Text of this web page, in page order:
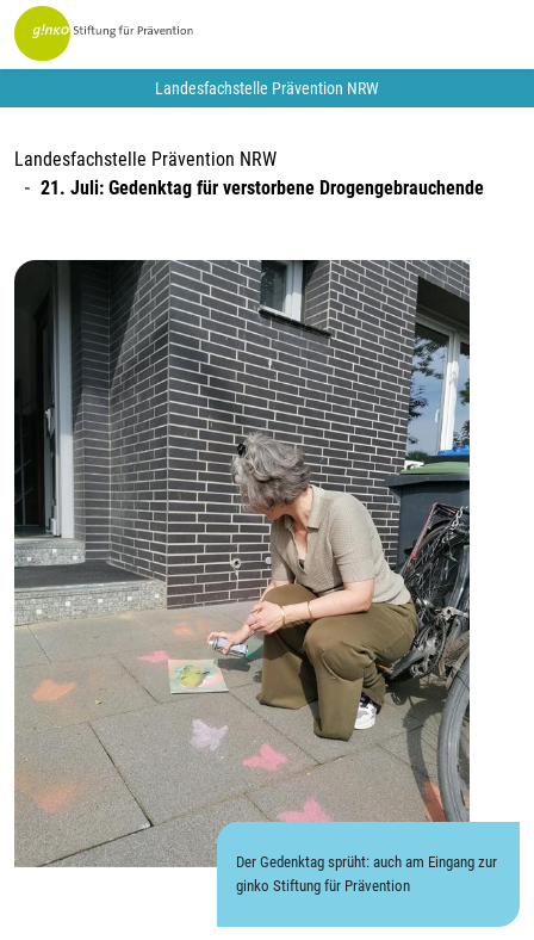
Landesfachstelle Prävention NRW
Landesfachstelle Prävention NRW
21. Juli: Gedenktag für verstorbene Drogengebrauchende
Der Gedenktag sprüht: auch am Eingang zur
ginko Stiftung für Prävention